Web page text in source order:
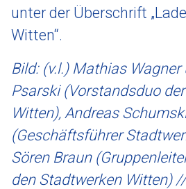
unter der Überschrift
Witten“.
Bild: (v.l.) Mathias Wagner
Psarski (Vorstandsduo
Witten), Andreas
(Geschäftsführer
Sören Braun
den Stadtwerken Witten)